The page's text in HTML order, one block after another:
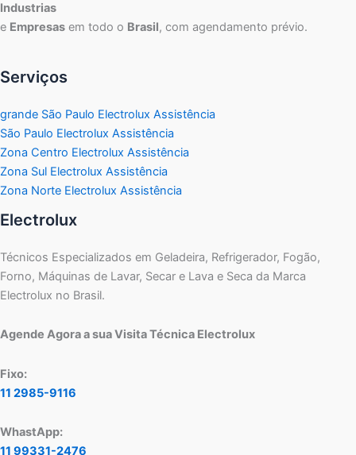
Industrias
e Empresas em todo o Brasil, com agendamento prévio.
Serviços
grande São Paulo Electrolux Assistência
São Paulo Electrolux Assistência
Zona Centro Electrolux Assistência
Zona Sul Electrolux Assistência
Zona Norte Electrolux Assistência
Electrolux
Técnicos Especializados em Geladeira, Refrigerador, Fogão,
Forno, Máquinas de Lavar, Secar e Lava e Seca da Marca
Electrolux no Brasil.
Agende Agora a sua Visita Técnica Electrolux
Fixo:
11 2985-9116
WhastApp:
11 99331-2476